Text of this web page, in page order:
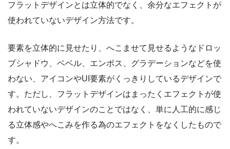
フラットデザインとは立体的でなく、余分なエフェクトが
使われていないデザイン方法です。
要素を立体的に見せたり、へこませて見せるようなドロッ
プシャドウ、ベベル、エンボス、グラデーションなどを使
わない、アイコンやUI要素がくっきりしているデザインで
す。ただし、フラットデザインはまったくエフェクトが使
われていないデザインのことではなく、単に人工的に感じ
る立体感やへこみを作る為のエフェクトをなくしたもので
す。